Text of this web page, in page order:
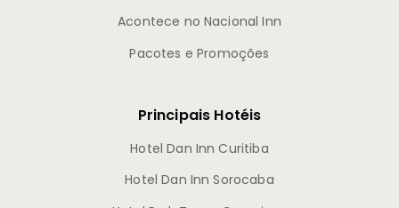
Acontece no Nacional Inn
Pacotes e Promoções
Principais Hotéis
Hotel Dan Inn Curitiba
Hotel Dan Inn Sorocaba